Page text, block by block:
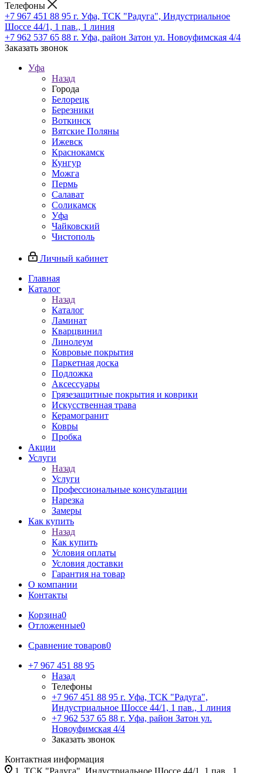
Телефоны
+7 967 451 88 95 г. Уфа, ТСК "Радуга", Индустриальное
Шоссе 44/1, 1 пав., 1 линия
+7 962 537 65 88 г. Уфа, район Затон ул. Новоуфимская 4/4
Заказать звонок
Уфа
Назад
Города
Белорецк
Березники
Воткинск
Вятские Поляны
Ижевск
Краснокамск
Кунгур
Можга
Пермь
Салават
Соликамск
Уфа
Чайковский
Чистополь
Личный кабинет
Главная
Каталог
Назад
Каталог
Ламинат
Кварцвинил
Линолеум
Ковровые покрытия
Паркетная доска
Подложка
Аксессуары
Грязезащитные покрытия и коврики
Искусственная трава
Керамогранит
Ковры
Пробка
Акции
Услуги
Назад
Услуги
Профессиональные консультации
Нарезка
Замеры
Как купить
Назад
Как купить
Условия оплаты
Условия доставки
Гарантия на товар
О компании
Контакты
Корзина0
Отложенные0
Сравнение товаров0
+7 967 451 88 95
Назад
Телефоны
+7 967 451 88 95 г. Уфа, ТСК "Радуга",
Индустриальное Шоссе 44/1, 1 пав., 1 линия
+7 962 537 65 88 г. Уфа, район Затон ул.
Новоуфимская 4/4
Заказать звонок
Контактная информация
1. ТСК "Радуга", Индустриальное Шоссе 44/1, 1 пав., 1